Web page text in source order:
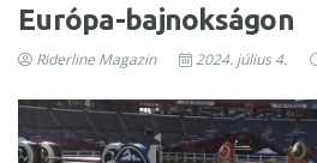
Európa-bajnokságon
Riderline Magazin 2024. július 4.